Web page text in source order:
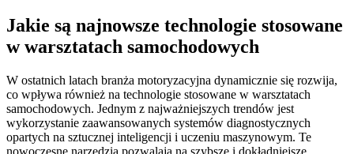
Jakie są najnowsze technologie stosowane
w warsztatach samochodowych
W ostatnich latach branża motoryzacyjna dynamicznie się rozwija,
co wpływa również na technologie stosowane w warsztatach
samochodowych. Jednym z najważniejszych trendów jest
wykorzystanie zaawansowanych systemów diagnostycznych
opartych na sztucznej inteligencji i uczeniu maszynowym. Te